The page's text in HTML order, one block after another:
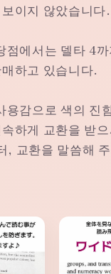
이지 않았습니다.
점에서는 델타 4
하고 있습니다.
용감으로 색의 진
하게 교환을 받
, 교환을 말씀해